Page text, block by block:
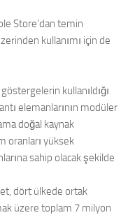
Store’dan temin
kullanımı için de
kullanıldığı
elemanlarının modüler
doğal kaynak
oranları yüksek
sahip olacak şekilde
dört ülkede ortak
üzere toplam 7 milyon